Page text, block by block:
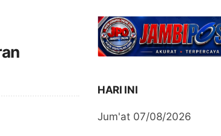
HARI INI
Jum'at 07/08/2026